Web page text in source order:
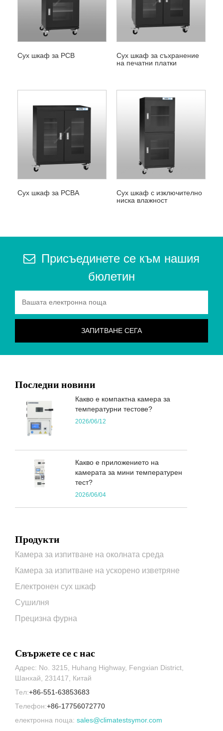
Сух шкаф за PCB
Сух шкаф за съхранение
на печатни платки
Сух шкаф за PCBA
Сух шкаф с изключително
ниска влажност
Присъединете се към нашия
бюлетин
Последни новини
Какво е компактна камера за
температурни тестове?
2026/06/12
Какво е приложението на
камерата за мини температурен
тест?
2026/06/04
Продукти
Камера за изпитване на околната среда
Камера за изпитване на ускорено изветряне
Електронен сух шкаф
Сушилня
Прецизна фурна
Свържете се с нас
Адрес: No. 3215, Huhang Highway, Fengxian District,
Шанхай, 231417, Китай
Тел:+86-551-63853683
Телефон:+86-17756072770
електронна поща: sales@climatestsymor.com